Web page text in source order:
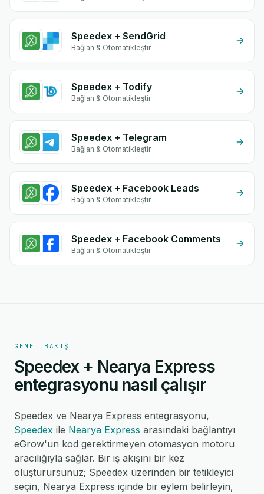
Speedex + SendGrid
Bağlan & Otomatikleştir
Speedex + Todify
Bağlan & Otomatikleştir
Speedex + Telegram
Bağlan & Otomatikleştir
Speedex + Facebook Leads
Bağlan & Otomatikleştir
Speedex + Facebook Comments
Bağlan & Otomatikleştir
GENEL BAKIŞ
Speedex + Nearya Express
entegrasyonu nasıl çalışır
Speedex ve Nearya Express entegrasyonu,
Speedex ile Nearya Express arasındaki bağlantıyı
eGrow'un kod gerektirmeyen otomasyon motoru
aracılığıyla sağlar. Bir iş akışını bir kez
oluşturursunuz; Speedex üzerinden bir tetikleyici
seçin, Nearya Express içinde bir eylem belirleyin,